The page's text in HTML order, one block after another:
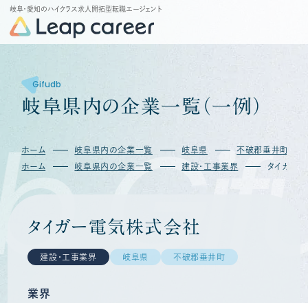
岐阜・愛知のハイクラス求人開拓型転職エージェント
Gifudb
岐阜県 内の企業一覧 （ 一例 ）
ホーム 岐阜県内の企業一覧 岐阜県
不破郡垂井町
ホーム
岐阜県内の企業一覧 建設・工事業界 タイガー
タイガー電気株式会社
建設・工事業界 岐阜県 不破郡垂井町
業界